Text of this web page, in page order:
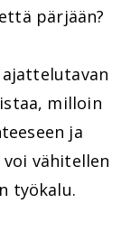
pärjään?
ajattelutavan
milloin
ja
vähitellen
työkalu.